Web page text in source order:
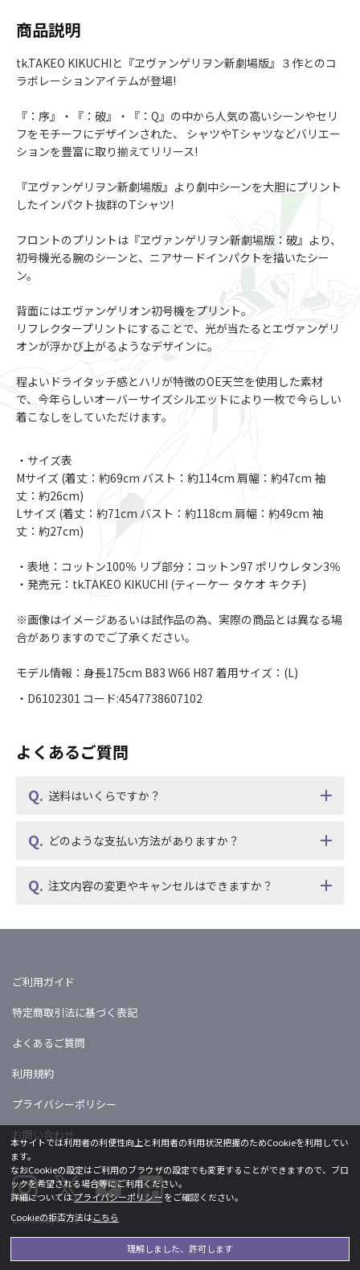
商品説明
tk.TAKEO KIKUCHIと『ヱヴァンゲリヲン新劇場版』３作とのコ
ラボレーションアイテムが登場!
『：序』・『：破』・『：Q』の中から人気の高いシーンやセリ
フをモチーフにデザインされた、 シャツやTシャツなどバリエー
ションを豊富に取り揃えてリリース!
『ヱヴァンゲリヲン新劇場版』より劇中シーンを大胆にプリント
したインパクト抜群のTシャツ!
フロントのプリントは『ヱヴァンゲリヲン新劇場版：破』より、
初号機光る腕のシーンと、ニアサードインパクトを描いたシー
ン。
背面にはエヴァンゲリオン初号機をプリント。
リフレクタープリントにすることで、光が当たるとエヴァンゲリ
オンが浮かび上がるようなデザインに。
程よいドライタッチ感とハリが特徴のOE天竺を使用した素材
で、今年らしいオーバーサイズシルエットにより一枚で今らしい
着こなしをしていただけます。
・サイズ表
Mサイズ (着丈：約69cm バスト：約114cm 肩幅：約47cm 袖
丈：約26cm)
Lサイズ (着丈：約71cm バスト：約118cm 肩幅：約49cm 袖
丈：約27cm)
・表地：コットン100％ リブ部分：コットン97 ポリウレタン3％
・発売元：tk.TAKEO KIKUCHI (ティーケー タケオ キクチ)
※画像はイメージあるいは試作品の為、実際の商品とは異なる場
合がありますのでご了承ください。
モデル情報：身長175cm B83 W66 H87 着用サイズ：(L)
・D6102301 コード:4547738607102
よくあるご質問
送料はいくらですか？
どのような支払い方法がありますか？
注文内容の変更やキャンセルはできますか？
ご利用ガイド
特定商取引法に基づく表記
よくあるご質問
利用規約
プライバシーポリシー
お問い合わせ
Licensed by khara ©khara
本サイトでは利用者の利便性向上と利用者の利用状況把握のためCookieを利用してい
ます。
なおCookieの設定はご利用のブラウザの設定でも変更することができますので、ブロ
ックを希望される場合等にご利用ください。
詳細についてはプライバシーポリシーをご確認ください。
Cookieの拒否方法はこちら
理解しました、許可します